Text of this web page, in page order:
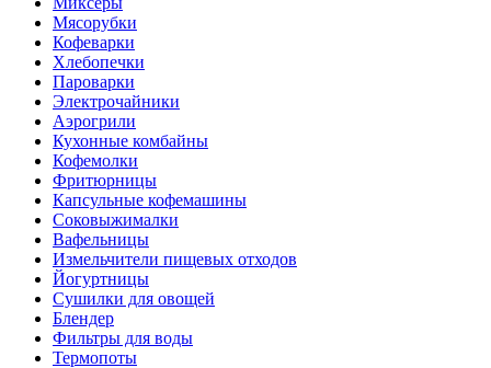
Мясорубки
Кофеварки
Хлебопечки
Пароварки
Электрочайники
Аэрогрили
Кухонные комбайны
Кофемолки
Фритюрницы
Капсульные кофемашины
Соковыжималки
Вафельницы
Измельчители пищевых отходов
Йогуртницы
Сушилки для овощей
Блендер
Фильтры для воды
Термопоты